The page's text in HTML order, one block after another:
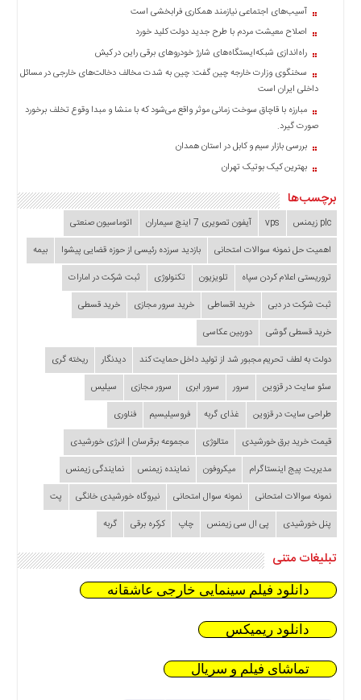
آسیب‌های اجتماعی نیازمند همکاری فرابخشی است
اصلاح معیشت مردم با طرح جدید دولت کلید خورد
راه‌اندازی شبکه‌ایستگاه‌های شارژ خودروهای برقی راین در کیش
سخنگوی وزارت خارجه چین گفت: چین به شدت مخالف دخالت‌های خارجی در مسائل
داخلی ایران است
مبارزه با قاچاق سوخت زمانی موثر واقع می‌شود که با منشا و مبدا وقوع تخلف برخورد
صورت گیرد.
بررسی بازار سیم و کابل در استان همدان
بهترین کیک بوتیک تهران
برچسب‌ها
plc زیمنس vps آیفون تصویری 7 اینچ سیماران
اتوماسیون صنعتی
اهمیت حل نمونه سوالات امتحانی
بازدید سرزده‌ رئیسی از حوزه قضایی ‌پیشوا
بیمه
تروریستی اعلام کردن سپاه
تلویزیون تکنولوژی
ثبت شرکت در امارات
ثبت شرکت در دبی
خرید اقساطی خرید سرور مجازی
خرید قسطی
خرید قسطی گوشی
دوربین عکاسی
دولت به لطف تحریم مجبور شد از تولید داخل حمایت کند
دیدنگار
ریخته گری
سئو سایت در قزوین
سرور سرور ابری سرور مجازی
سیلیس
طراحی سایت در قزوین
غذای گربه فروسیلیسیم
فناوری
قیمت خرید برق خورشیدی
متالوژی
مجموعه برقرسان | انرژی خورشیدی
مدیریت پیج اینستاگرام
میکروفون نماینده زیمنس
نمایندگی زیمنس
نمونه سوالات امتحانی
نمونه سوال امتحانی نیروگاه خورشیدی خانگی
پت
پنل خورشیدی
پی ال سی زیمنس چاپ کرکره برقی گربه
تبلیغات متنی
دانلود فیلم سینمایی خارجی عاشقانه
دانلود ریمیکس
تماشای فیلم و سریال